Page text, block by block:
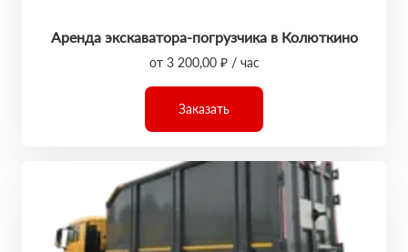
Аренда экскаватора-погрузчика в Колюткино
от 3 200,00 ₽ / час
Заказать